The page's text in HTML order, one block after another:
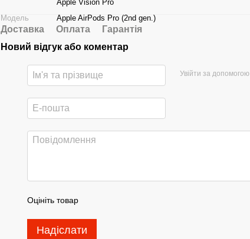
Apple Vision Pro
Модель
Apple AirPods Pro (2nd gen.)
Доставка Оплата
Гарантія
Новий відгук або коментар
Увійти за допомогою
Оцініть товар
Надіслати